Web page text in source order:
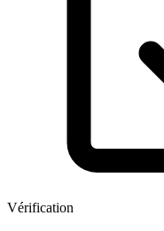
Vérification